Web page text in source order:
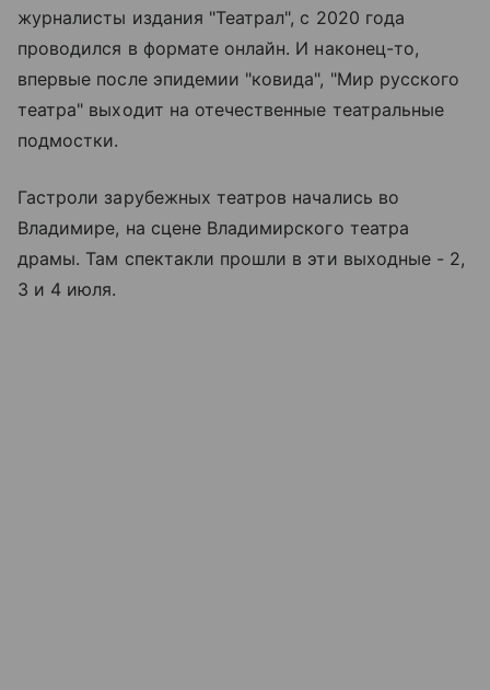
журналисты издания "Театрал", с 2020 года
проводился в формате онлайн. И наконец-то,
впервые после эпидемии "ковида", "Мир русского
театра" выходит на отечественные театральные
подмостки.
Гастроли зарубежных театров начались во
Владимире, на сцене Владимирского театра
драмы. Там спектакли прошли в эти выходные - 2,
3 и 4 июля.